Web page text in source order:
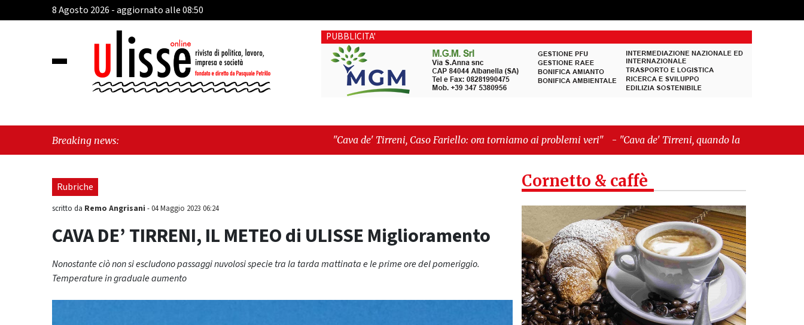
8 Agosto 2026 - aggiornato alle 08:50
PUBBLICITA'
Breaking news: "Cava de' Tirreni, Caso Fariello: ora torniamo ai problemi veri" - "Cava de' Tirreni, quando la burocrazia dimentica
perché esiste"
Rubriche
scritto da Remo Angrisani -04 Maggio 2023 06:24
CAVA DE’ TIRRENI, IL METEO di ULISSE Miglioramento
Nonostante ciò non si escludono passaggi nuvolosi specie tra la tarda mattinata e le prime ore del pomeriggio.
Temperature in graduale aumento
Cornetto & caffè